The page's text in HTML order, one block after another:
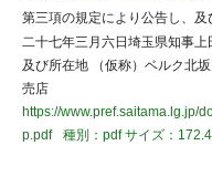
第三項の規定により公告し、
二十七年三月六日埼玉県知事上
及び所在地 （仮称）ベルク北
売店
https://www.pref.saitama.lg.jp/
p.pdf
種別：pdfサイズ：